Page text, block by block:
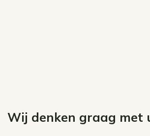
Wij denken graag met